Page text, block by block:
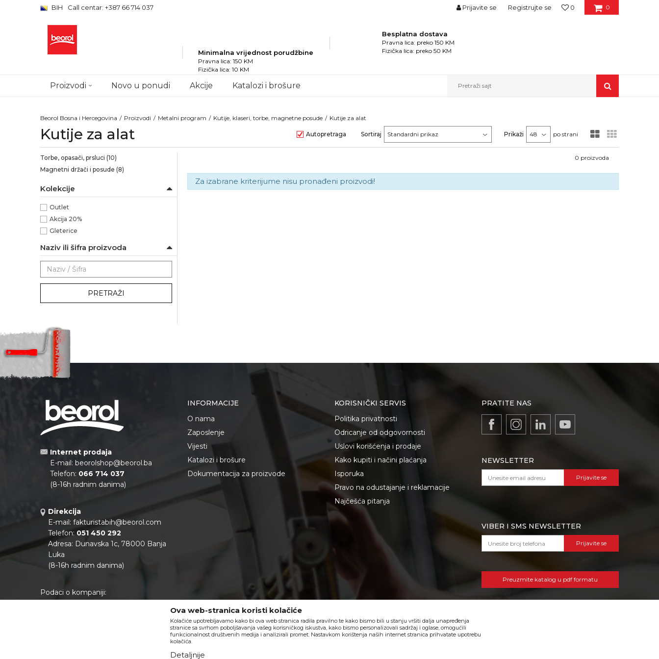
BIH Call centar: +387 66 714 037 0
0
Prijavite se Registrujte se
Minimalna vrijednost porudžbine
Pravna lica: 150 KM
Fizička lica: 10 KM
Besplatna dostava
Pravna lica: preko 150 KM
Fizička lica: preko 50 KM
Proizvodi Novo u ponudi Akcije Katalozi i brošure Pretraži sajt
Beorol Bosna i Hercegovina Proizvodi Metalni program Kutije, klaseri, torbe, magnetne posude Kutije za alat
Kutije za alat Autopretraga Sortiraj Prikaži po strani
Torbe, opasači, prsluci (10)
Magnetni držači i posude (8)
Kolekcije
Outlet
Akcija 20%
Gleterice
Naziv ili šifra proizvoda
PRETRAŽI
0 proizvoda
Za izabrane kriterijume nisu pronađeni proizvodi!
Internet prodaja
E-mail: beorolshop@beorol.ba
Telefon: 066 714 037
(8-16h radnim danima)
Direkcija
E-mail: fakturistabih@beorol.com
Telefon: 051 450 292
Adresa: Dunavska 1c, 78000 Banja
Luka
(8-16h radnim danima)
Podaci o kompaniji:
Matični broj:11041922
INFORMACIJE
O nama
Zaposlenje
Vijesti
Katalozi i brošure
Dokumentacija za proizvode
KORISNIČKI SERVIS
Politika privatnosti
Odricanje od odgovornosti
Uslovi korišćenja i prodaje
Kako kupiti i načini plaćanja
Isporuka
Pravo na odustajanje i reklamacije
Najčešća pitanja
PRATITE NAS
NEWSLETTER
Prijavite se
VIBER I SMS NEWSLETTER
Prijavite se
Preuzmite katalog u pdf formatu
Ova web-stranica koristi kolačiće
Kolačiće upotrebljavamo kako bi ova web stranica radila pravilno te kako bismo bili u stanju vršiti dalja unapređenja
stranice sa svrhom poboljšavanja vašeg korisničkog iskustva, kako bismo personalizovali sadržaj i oglase, omogućili
funkcionalnost društvenih medija i analizirali promet. Nastavkom korištenja naših internet stranica prihvatate upotrebu
kolačića.
Detaljnije